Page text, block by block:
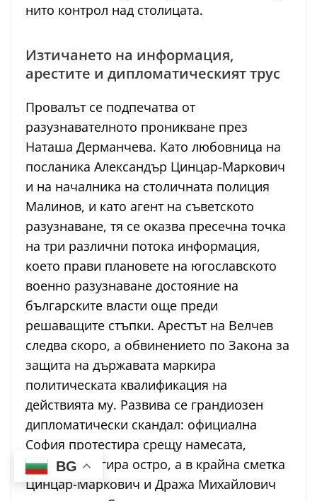
нито контрол над столицата.
Изтичането на информация,
арестите и дипломатическият трус
Провалът се подпечатва от
разузнавателното проникване през
Наташа Дерманчева. Като любовница на
посланика Александър Цинцар-Маркович
и на началника на столичната полиция
Малинов, и като агент на съветското
разузнаване, тя се оказва пресечна точка
на три различни потока информация,
което прави плановете на югославското
военно разузнаване достояние на
българските власти още преди
решаващите стъпки. Арестът на Велчев
следва скоро, а обвинението по Закона за
защита на държавата маркира
политическата квалификация на
действията му. Развива се грандиозен
дипломатически скандал: официална
София протестира срещу намесата,
Белград реагира остро, а в крайна сметка
Цинцар-Маркович и Дража Михайлович
BG